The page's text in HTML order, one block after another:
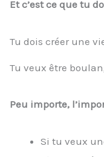
Et c’est ce que tu
Tu dois créer une
Tu veux être
Peu importe,
Si tu veux